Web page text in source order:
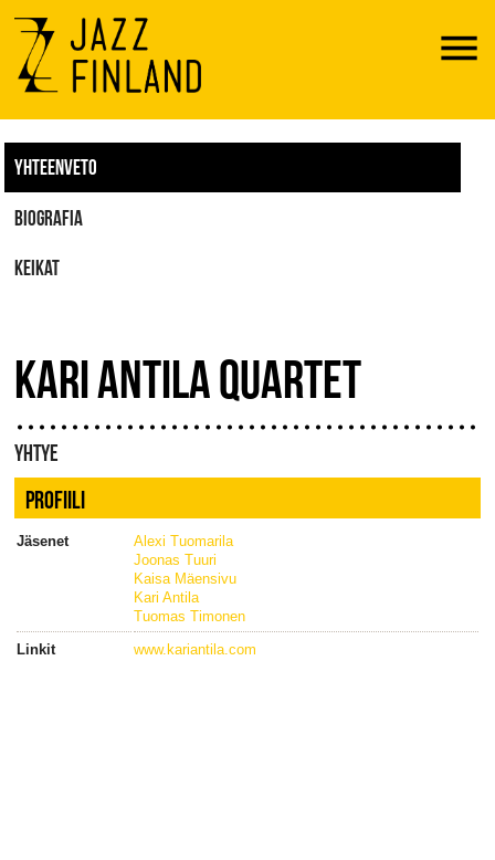
Menu
YHTEENVETO
BIOGRAFIA
KEIKAT
KARI ANTILA QUARTET
YHTYE
PROFIILI
Jäsenet
Alexi Tuomarila
Joonas Tuuri
Kaisa Mäensivu
Kari Antila
Tuomas Timonen
Linkit
www.kariantila.com